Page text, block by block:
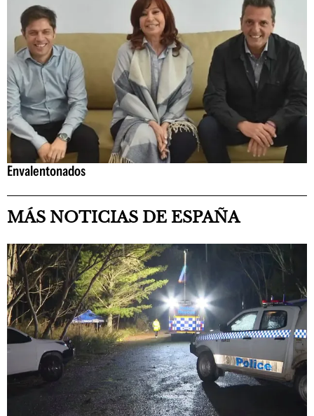
Envalentonados
MÁS NOTICIAS DE ESPAÑA